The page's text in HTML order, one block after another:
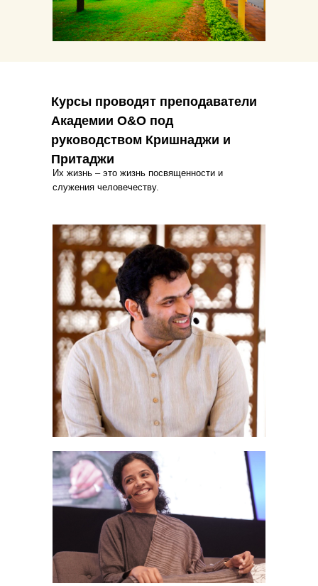
Курсы проводят преподаватели
Академии O&O под
руководством Кришнаджи и
Притаджи
Их жизнь – это жизнь посвященности и
служения человечеству.